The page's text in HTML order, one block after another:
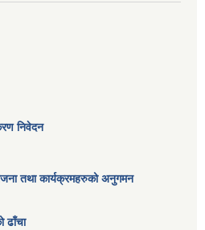
निवेदन
तथा कार्यक्रमहरुको अनुगमन
ढाँचा